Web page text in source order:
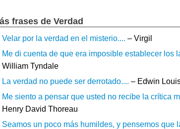
frases de Verdad
Velar por la verdad en el misterio.... – Virgil
Me di cuenta de que era imposible establecer los
William Tyndale
La verdad no puede ser derrotado.... – Edwin
Me siento a pensar que usted no recibe la crítica
Henry David Thoreau
Seamos un poco más humildes, y pensemos que